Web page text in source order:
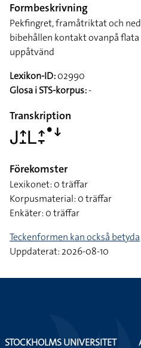
Formbeskrivning
Pekfingret, framåtriktat och
bibehållen kontakt ovanpå
uppåtvänd
Lexikon-ID:02990
Glosa i STS-korpus:-
Transkription
􌤢􌤴􌤸􌥈􌤴􌥙􌤟􌦄
Förekomster
Lexikonet: 0 träffar
Korpusmaterial: 0 träffar
Enkäter: 0 träffar
Teckenformen kan också betyda
Uppdaterat: 2026-08-10
STOCKHOLMS UNIVERSITET